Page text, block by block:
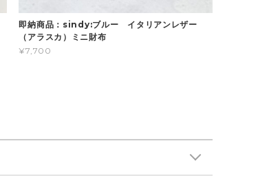
即納商品：sindy:ブルー イタリアンレザー
（アラスカ）ミニ財布
¥7,700